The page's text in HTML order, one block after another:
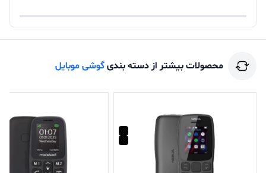
محصولات بیشتر از دسته بندیگوشی موبایل